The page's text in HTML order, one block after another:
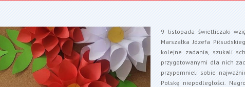
9 listopada świetliczaki
Marszałka Józefa
kolejne zadania, szukali
przygotowanymi dla nich
przypomnieli sobie
Polskę niepodległości.